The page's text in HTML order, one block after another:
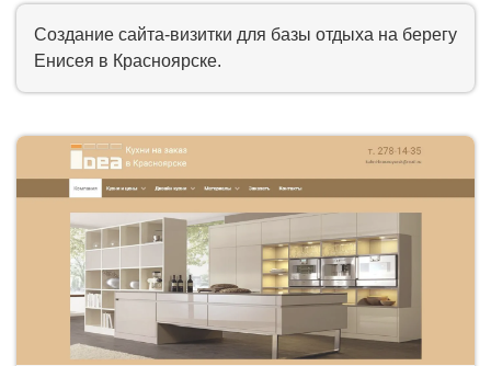
Создание сайта-визитки для базы отдыха на берегу
Енисея в Красноярске.